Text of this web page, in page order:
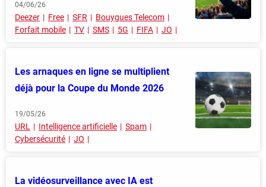
04/06/26
Deezer Free SFR
Bouygues Telecom
Forfait mobile
TV SMS 5G FIFA JO
Les arnaques en ligne se multiplient
déjà pour la Coupe du Monde 2026
19/05/26
URL Intelligence artificielle
Spam
Cybersécurité
JO
La vidéosurveillance avec IA est